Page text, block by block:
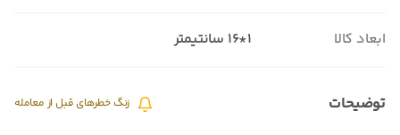
ابعاد کالا 1*16 سانتیمتر
توضیحات زنگ خطرهای قبل از معامله